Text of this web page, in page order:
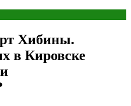
Хибины.
в Кировске